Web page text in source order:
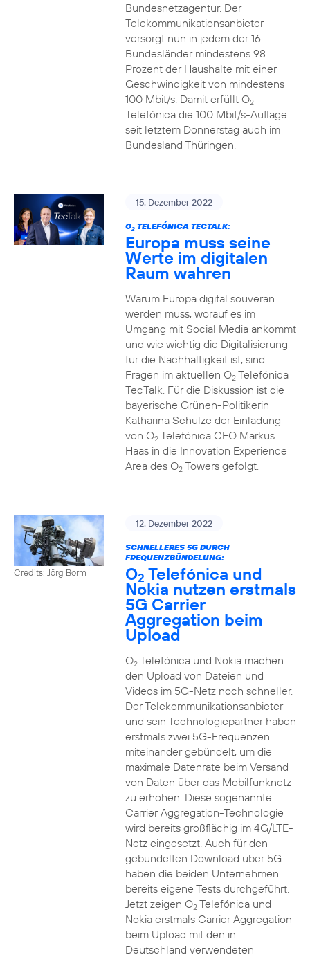
Bundesnetzagentur. Der
Telekommunikationsanbieter
versorgt nun in jedem der 16
Bundesländer mindestens 98
Prozent der Haushalte mit einer
Geschwindigkeit von mindestens
100 Mbit/s. Damit erfüllt O2
Telefónica die 100 Mbit/s-Auflage
seit letztem Donnerstag auch im
Bundesland Thüringen.
15. Dezember 2022
O2TELEFÓNICA TECTALK:
Europa muss seine
Werte im digitalen
Raum wahren
Warum Europa digital souverän
werden muss, worauf es im
Umgang mit Social Media ankommt
und wie wichtig die Digitalisierung
für die Nachhaltigkeit ist, sind
Fragen im aktuellen O2Telefónica
TecTalk. Für die Diskussion ist die
bayerische Grünen-Politikerin
Katharina Schulze der Einladung
von O2Telefónica CEO Markus
Haas in die Innovation Experience
Area des O2Towers gefolgt.
Credits: Jörg Borm
12. Dezember 2022
SCHNELLERES 5G DURCH
FREQUENZBÜNDELUNG:
O2 Telefónica und
Nokia nutzen erstmals
5G Carrier
Aggregation beim
Upload
O2Telefónica und Nokia machen
den Upload von Dateien und
Videos im 5G-Netz noch schneller.
Der Telekommunikationsanbieter
und sein Technologiepartner haben
erstmals zwei 5G-Frequenzen
miteinander gebündelt, um die
maximale Datenrate beim Versand
von Daten über das Mobilfunknetz
zu erhöhen. Diese sogenannte
Carrier Aggregation-Technologie
wird bereits großflächig im 4G/LTE-
Netz eingesetzt. Auch für den
gebündelten Download über 5G
haben die beiden Unternehmen
bereits eigene Tests durchgeführt.
Jetzt zeigen O2Telefónica und
Nokia erstmals Carrier Aggregation
beim Upload mit den in
Deutschland verwendeten